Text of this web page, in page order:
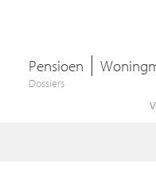
Pensioen
Dossiers